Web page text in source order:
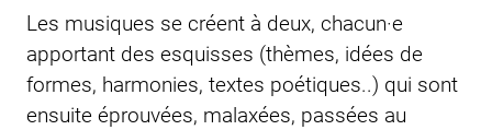
Les musiques se créent à deux, chacun·e
apportant des esquisses (thèmes, idées de
formes, harmonies, textes poétiques..) qui sont
ensuite éprouvées, malaxées, passées au